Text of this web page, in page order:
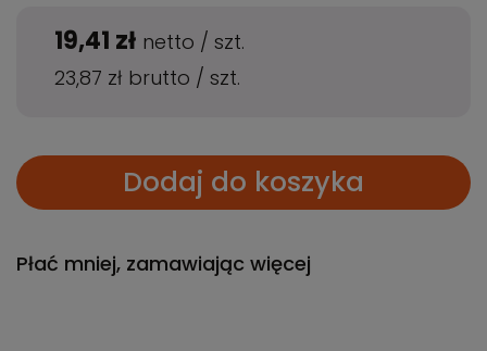
19,41 zł netto / szt.
23,87 zł brutto / szt.
Dodaj do koszyka
Płać mniej, zamawiając więcej